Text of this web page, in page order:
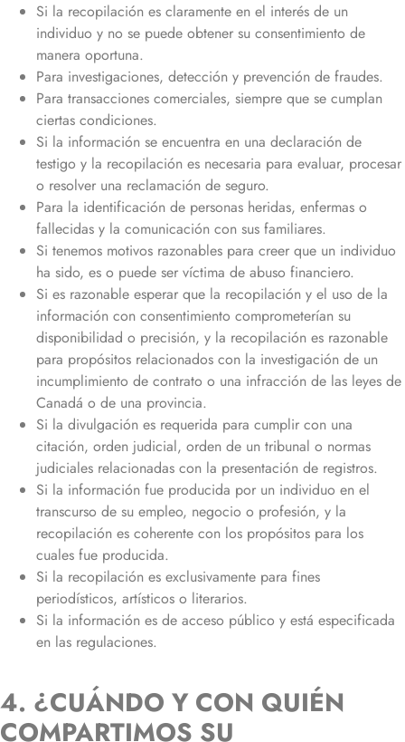
Si la recopilación es claramente en el interés de un
individuo y no se puede obtener su consentimiento de
manera oportuna.
Para investigaciones, detección y prevención de fraudes.
Para transacciones comerciales, siempre que se cumplan
ciertas condiciones.
Si la información se encuentra en una declaración de
testigo y la recopilación es necesaria para evaluar, procesar
o resolver una reclamación de seguro.
Para la identificación de personas heridas, enfermas o
fallecidas y la comunicación con sus familiares.
Si tenemos motivos razonables para creer que un individuo
ha sido, es o puede ser víctima de abuso financiero.
Si es razonable esperar que la recopilación y el uso de la
información con consentimiento comprometerían su
disponibilidad o precisión, y la recopilación es razonable
para propósitos relacionados con la investigación de un
incumplimiento de contrato o una infracción de las leyes de
Canadá o de una provincia.
Si la divulgación es requerida para cumplir con una
citación, orden judicial, orden de un tribunal o normas
judiciales relacionadas con la presentación de registros.
Si la información fue producida por un individuo en el
transcurso de su empleo, negocio o profesión, y la
recopilación es coherente con los propósitos para los
cuales fue producida.
Si la recopilación es exclusivamente para fines
periodísticos, artísticos o literarios.
Si la información es de acceso público y está especificada
en las regulaciones.
4. ¿CUÁNDO Y CON QUIÉN
COMPARTIMOS SU